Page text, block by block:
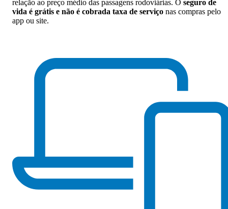
relação ao preço médio das passagens rodoviárias. O seguro de
vida é grátis e não é cobrada taxa de serviço nas compras pelo
app ou site.